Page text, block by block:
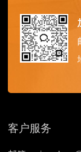
客户服务